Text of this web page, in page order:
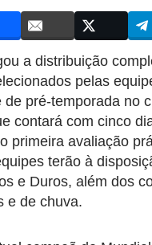
a distribuição
pelas
de pré-temporada no
contará com cinco
primeira avaliação
terão à
e Duros, além dos
e de chuva.